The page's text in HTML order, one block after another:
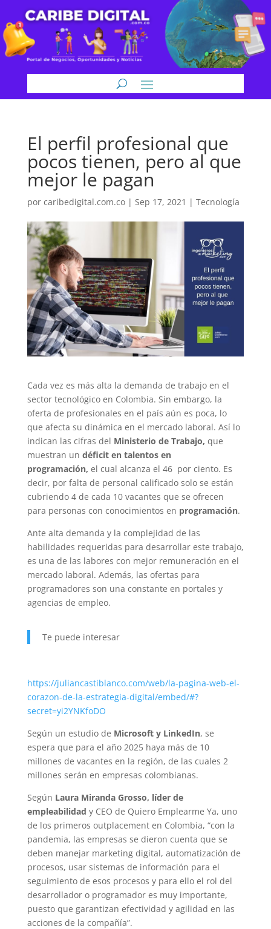
El perfil profesional que
pocos tienen, pero al que
mejor le pagan
por caribedigital.com.co| Sep 17, 2021 | Tecnología
Cada vez es más alta la demanda de trabajo en el
sector tecnológico en Colombia. Sin embargo, la
oferta de profesionales en el país aún es poca, lo
que afecta su dinámica en el mercado laboral. Así lo
indican las cifras del Ministerio de Trabajo, que
muestran un déficit en talentos en
programación, el cual alcanza el 46 por ciento. Es
decir, por falta de personal calificado solo se están
cubriendo 4 de cada 10 vacantes que se ofrecen
para personas con conocimientos en programación.
Ante alta demanda y la complejidad de las
habilidades requeridas para desarrollar este trabajo,
es una de las labores con mejor remuneración en el
mercado laboral. Además, las ofertas para
programadores son una constante en portales y
agencias de empleo.
Te puede interesar
https://juliancastiblanco.com/web/la-pagina-web-el-
corazon-de-la-estrategia-digital/embed/#?
secret=yi2YNKfoDO
Según un estudio de Microsoft y LinkedIn, se
espera que para el año 2025 haya más de 10
millones de vacantes en la región, de las cuales 2
millones serán en empresas colombianas.
Según Laura Miranda Grosso, líder de
empleabilidad y CEO de Quiero Emplearme Ya, uno
de los primeros outplacement en Colombia, “con la
pandemia, las empresas se dieron cuenta que se
deben manejar marketing digital, automatización de
procesos, usar sistemas de información para el
seguimiento de esos procesos y para ello el rol del
desarrollador o programador es muy importante,
puesto que garantizan efectividad y agilidad en las
acciones de la compañía”.